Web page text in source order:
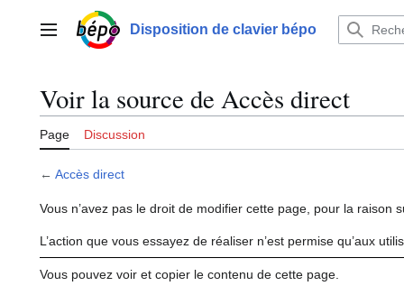
contenuMenu principalDisposition de clavier bépo
Voir la source de Accès direct
Page Discussion
← Accès direct
Vous n’avez pas le droit de modifier cette page, pour la raison
L’action que vous essayez de réaliser n’est permise qu’aux
Vous pouvez voir et copier le contenu de cette page.